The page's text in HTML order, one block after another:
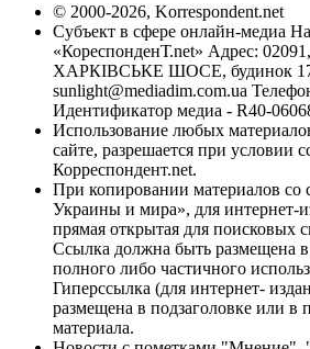
© 2000-2026, Korrespondent.net
Субъект в сфере онлайн-медиа
«КореспонденТ.net» Адрес:
ХАРКІВСЬКЕ ШОСЕ, будинок
sunlight@mediadim.com.ua
Идентификатор медиа - R40-
Использование любых
сайте, разрешается при условии
Корреспондент.net.
При копировании материалов со
Украины и мира», для интернет-
прямая открытая для поисковых
Ссылка должна быть размещена
полного либо частичного
Гиперссылка (для интернет-
размещена в подзаголовке или в
материала.